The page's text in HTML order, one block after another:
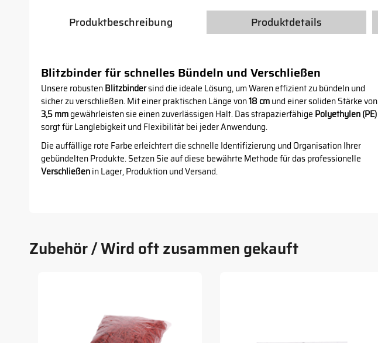
Produktbeschreibung Produktdetails
Blitzbinder für schnelles Bündeln und Verschließen
Unsere robustenBlitzbindersind die ideale Lösung, um Waren effizient zu bündeln und
sicher zu verschließen. Mit einer praktischen Länge von18 cmund einer soliden Stärke von
3,5 mmgewährleisten sie einen zuverlässigen Halt. Das strapazierfähige Polyethylen (PE)
sorgt für Langlebigkeit und Flexibilität bei jeder Anwendung.
Die auffällige rote Farbe erleichtert die schnelle Identifizierung und Organisation Ihrer
gebündelten Produkte. Setzen Sie auf diese bewährte Methode für das professionelle
Verschließenin Lager, Produktion und Versand.
Zubehör / Wird oft zusammen gekauft